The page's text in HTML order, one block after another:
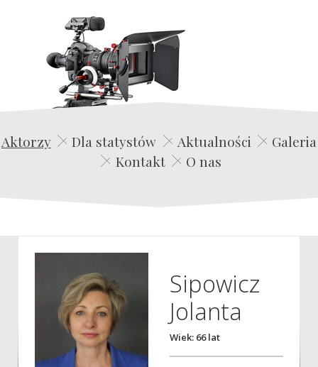
Edwin Film Agencja Aktorska
Aktorzy Dla statystów Aktualności
Galeria
Kontakt
O nas
Sipowicz
Jolanta
Wiek: 66 lat